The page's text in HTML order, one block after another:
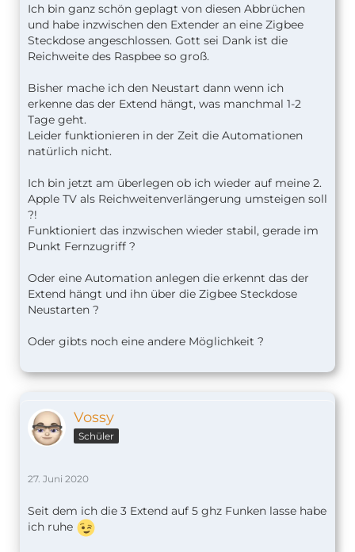
Ich bin ganz schön geplagt von diesen Abbrüchen
und habe inzwischen den Extender an eine Zigbee
Steckdose angeschlossen. Gott sei Dank ist die
Reichweite des Raspbee so groß.
Bisher mache ich den Neustart dann wenn ich
erkenne das der Extend hängt, was manchmal 1-2
Tage geht.
Leider funktionieren in der Zeit die Automationen
natürlich nicht.
Ich bin jetzt am überlegen ob ich wieder auf meine 2.
Apple TV als Reichweitenverlängerung umsteigen soll
?!
Funktioniert das inzwischen wieder stabil, gerade im
Punkt Fernzugriff ?
Oder eine Automation anlegen die erkennt das der
Extend hängt und ihn über die Zigbee Steckdose
Neustarten ?
Oder gibts noch eine andere Möglichkeit ?
Vossy
Schüler
27. Juni 2020
Seit dem ich die 3 Extend auf 5 ghz Funken lasse habe
ich ruhe